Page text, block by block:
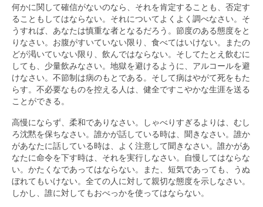
何かに関して確信がないのなら、それを肯定することも、否定す
ることもしてはならない。それについてよくよく調べなさい。そ
うすれば、あなたは慎重な者となるだろう。節度のある態度をと
りなさい。お腹がすいていない限り、食べてはいけない。またの
どが渇いていない限り、飲んではならない。そしてたとえ飲むに
しても、少量飲みなさい。地獄を避けるように、アルコールを避
けなさい。不節制は病のもとである。そして病はやがて死をもた
らす。不必要なものを控える人は、健全ですこやかな生涯を送る
ことができる。
高慢にならず、柔和でありなさい。しゃべりすぎるよりは、むし
ろ沈黙を保ちなさい。誰かが話している時は、聞きなさい。誰か
があなたに話している時は、よく注意して聞きなさい。誰かがあ
なたに命令を下す時は、それを実行しなさい。自慢してはならな
い。かたくなであってはならない。また、短気であっても、うぬ
ぼれてもいけない。全ての人に対して親切な態度を示しなさい。
しかし、誰に対してもおべっかを使ってはならない。